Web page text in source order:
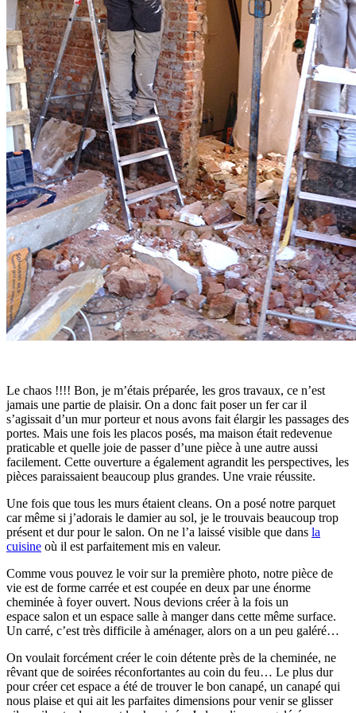
Le chaos !!!! Bon, je m’étais préparée, les gros travaux, ce n’est
jamais une partie de plaisir. On a donc fait poser un fer car il
s’agissait d’un mur porteur et nous avons fait élargir les passages des
portes. Mais une fois les placos posés, ma maison était redevenue
praticable et quelle joie de passer d’une pièce à une autre aussi
facilement. Cette ouverture a également agrandit les perspectives, les
pièces paraissaient beaucoup plus grandes. Une vraie réussite.
Une fois que tous les murs étaient cleans. On a posé notre parquet
car même si j’adorais le damier au sol, je le trouvais beaucoup trop
présent et dur pour le salon. On ne l’a laissé visible que dans la
cuisine où il est parfaitement mis en valeur.
Comme vous pouvez le voir sur la première photo, notre pièce de
vie est de forme carrée et est coupée en deux par une énorme
cheminée à foyer ouvert. Nous devions créer à la fois un
espace salon et un espace salle à manger dans cette même surface.
Un carré, c’est très difficile à aménager, alors on a un peu galéré…
On voulait forcément créer le coin détente près de la cheminée, ne
rêvant que de soirées réconfortantes au coin du feu… Le plus dur
pour créer cet espace a été de trouver le bon canapé, un canapé qui
nous plaise et qui ait les parfaites dimensions pour venir se glisser